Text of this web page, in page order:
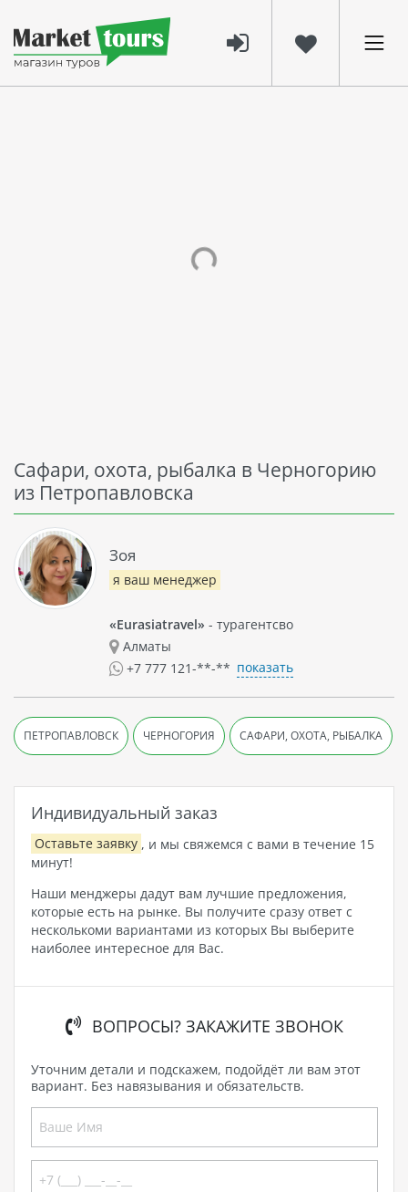
Сафари, охота, рыбалка в Черногорию
из Петропавловска
Индивидуальный заказ
Оставьте заявку , и мы свяжемся с вами в течение 15
минут!
Наши менджеры дадут вам лучшие предложения,
которые есть на рынке. Вы получите сразу ответ с
несколькоми вариантами из которых Вы выберите
наиболее интересное для Вас.
ВОПРОСЫ? ЗАКАЖИТЕ ЗВОНОК
Уточним детали и подскажем, подойдёт ли вам этот
вариант. Без навязывания и обязательств.
Зоя
я ваш менеджер
«Eurasiatravel» - турагентсво
Алматы
+7 777 121-**-** показать
ПЕТРОПАВЛОВСК ЧЕРНОГОРИЯ САФАРИ, ОХОТА, РЫБАЛКА